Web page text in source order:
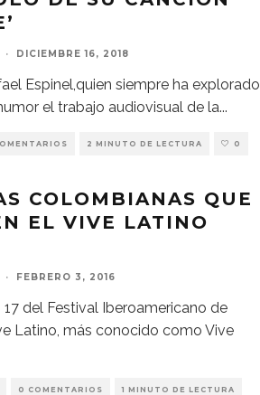
· DICIEMBRE 16, 2018
Espinel,quien siempre ha explorado
el trabajo audiovisual de la...
2 MINUTO DE LECTURA 0
COLOMBIANAS QUE
EL VIVE LATINO
· FEBRERO 3, 2016
del Festival Iberoamericano de
Latino, más conocido como Vive
0 COMENTARIOS 1 MINUTO DE LECTURA